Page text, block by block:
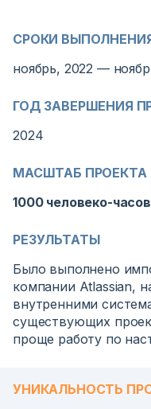
СРОКИ
ноябрь, 2022 —
ГОД ЗАВЕРШЕНИЯ
2024
МАСШТАБ ПРОЕКТА
1000 человеко-часов
РЕЗУЛЬТАТЫ
Было выполнено
компании Atlassian,
внутренними
существующих
проще работу по
УНИКАЛЬНОСТЬ